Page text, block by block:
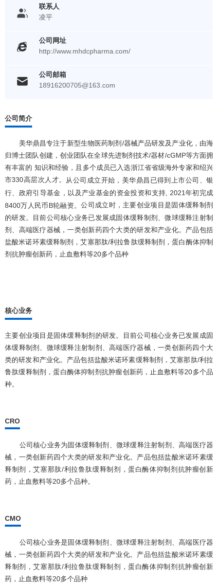
联系人
凌平
公司网址
http://www.mhdcpharma.com/
公司邮箱
18916200705@163.com
公司简介
美华鼎昌专注于新型生物医药制剂/器械产品研发及产业化，由海
归博士团队创建，创业团队在全球先进制剂技术/器材/cGMP等方面拥
有丰富的 知识和经验，且多个成员已入选浙江省省级海外专家和绍兴
市330高层次人才。 从公司成立开始，美华鼎昌已得到上市公司、银
行、政府引导基金，以及产业基金的资金投资和支持, 2021年初完成
8400万人民币B轮融资。公司成立时，主要创业项目是固体缓释制剂
的研发。目前公司核心业务已发展成固体缓释制剂、微球缓释注射制
剂、高端医疗器械，一类创新药四个大类的研发和产业化。产品包括
盐酸米诺环素缓释制剂，艾塞那肽/利拉鲁肽缓释制剂，蛋白酶体抑制
剂抗肿瘤创新药，止血敷料等20多个品种
核心业务
主要创业项目是固体缓释制剂的研发。目前公司核心业务已发展成固
体缓释制剂、微球缓释注射制剂、高端医疗器械，一类创新药四个大
类的研发和产业化。产品包括盐酸米诺环素缓释制剂，艾塞那肽/利拉
鲁肽缓释制剂，蛋白酶体抑制剂抗肿瘤创新药，止血敷料等20多个品
种。
CRO
公司核心业务为固体缓释制剂、微球缓释注射制剂、高端医疗器
械，一类创新药四个大类的研发和产业化。产品包括盐酸米诺环素缓
释制剂，艾塞那肽/利拉鲁肽缓释制剂，蛋白酶体抑制剂抗肿瘤创新
药，止血敷料等20多个品种。
CMO
公司核心业务是固体缓释制剂、微球缓释注射制剂、高端医疗器
械，一类创新药四个大类的研发和产业化。产品包括盐酸米诺环素缓
释制剂，艾塞那肽/利拉鲁肽缓释制剂，蛋白酶体抑制剂抗肿瘤创新
药，止血敷料等20多个品种